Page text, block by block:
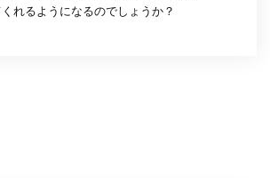
れるようになるのでしょうか？